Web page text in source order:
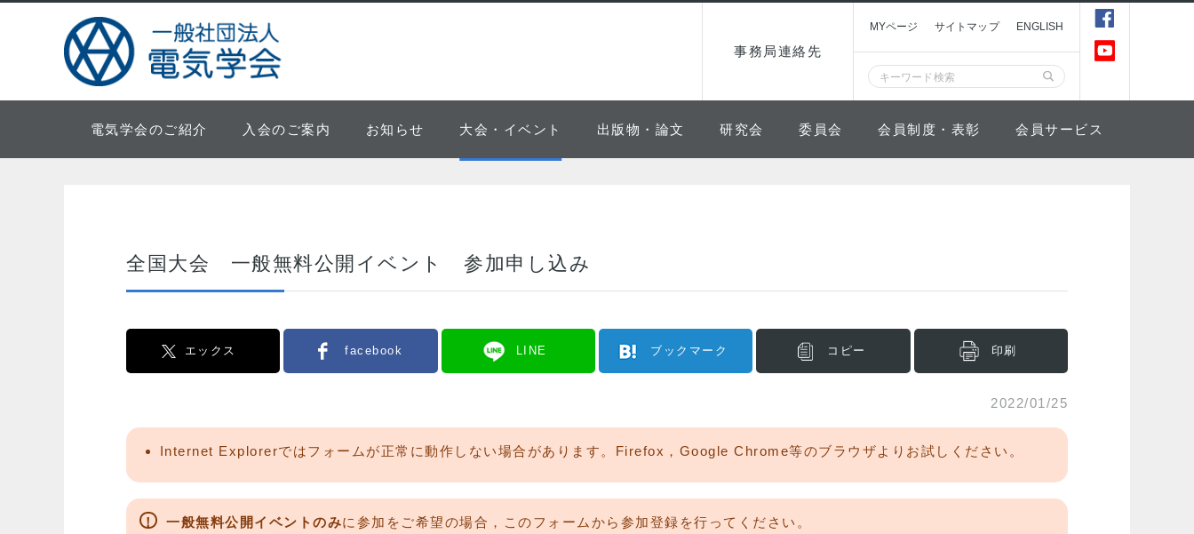
事務局連絡先
MYページ サイトマップ ENGLISH
電気学会のご紹介 入会のご案内 お知らせ 大会・イベント 出版物・論文 研究会 委員会 会員制度・表彰 会員サービス
全国大会 一般無料公開イベント 参加申し込み
エックス facebook LINE ブックマーク コピー 印刷
2022/01/25
Internet Explorerではフォームが正常に動作しない場合があります。Firefox，Google Chrome等のブラウザよりお試しください。
！ 一般無料公開イベントのみに参加をご希望の場合，このフォームから参加登録を行ってください。